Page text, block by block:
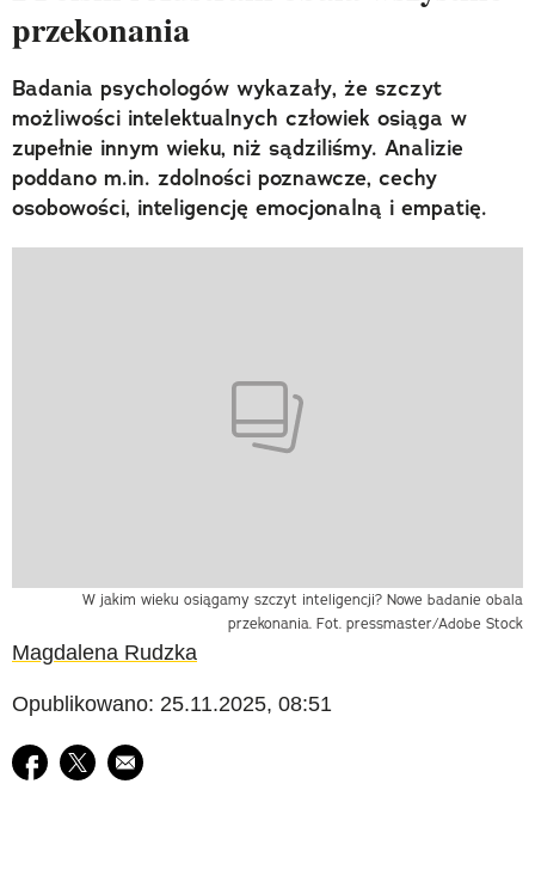
przekonania
Badania psychologów wykazały, że szczyt
możliwości intelektualnych człowiek osiąga w
zupełnie innym wieku, niż sądziliśmy. Analizie
poddano m.in. zdolności poznawcze, cechy
osobowości, inteligencję emocjonalną i empatię.
W jakim wieku osiągamy szczyt inteligencji? Nowe badanie obala
przekonania. Fot. pressmaster/Adobe Stock
Magdalena Rudzka
Opublikowano: 25.11.2025, 08:51
Udostępnij na facebook
Udostępnij na twitter
E-mail do przyjaciela